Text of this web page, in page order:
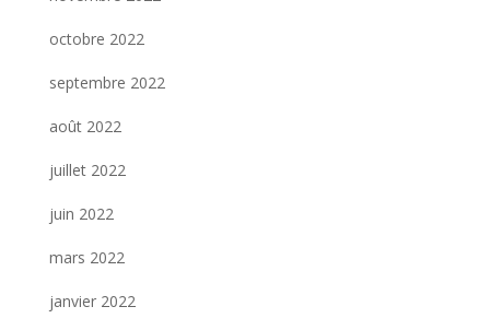
octobre 2022
septembre 2022
août 2022
juillet 2022
juin 2022
mars 2022
janvier 2022